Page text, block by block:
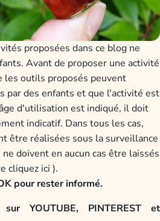
proposées dans ce blog ne
Avant de proposer une activité
les outils proposés peuvent
par des enfants et que l'activité est
d'utilisation est indiqué, il doit
indicatif. Dans tous les cas,
être réalisées sous la surveillance
doivent en aucun cas être laissés
cliquez ici ).
pour rester informé.
YOUTUBE, PINTEREST et